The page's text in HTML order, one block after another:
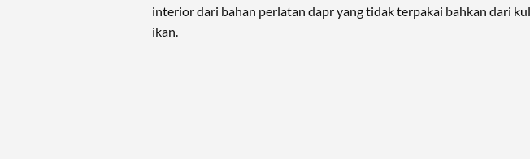
interior dari bahan perlatan dapr yang tidak terpakai bahkan dari
ikan.